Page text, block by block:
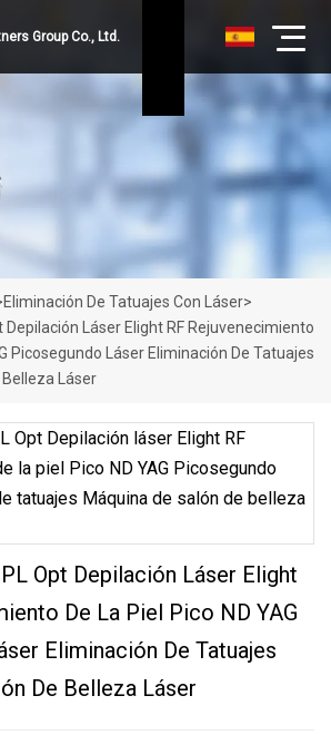
Group Co., Ltd.
Eliminación De Tatuajes Con Láser>
Láser Elight RF Rejuvenecimiento
Picosegundo Láser Eliminación De Tatuajes
Belleza Láser
Opt Depilación Láser Elight
De La Piel Pico ND YAG
Eliminación De Tatuajes
De Belleza Láser